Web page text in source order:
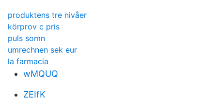
produktens tre nivåer
körprov c pris
puls somn
umrechnen sek eur
la farmacia
wMQUQ
ZEIfK